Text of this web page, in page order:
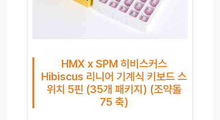
HMX x SPM 히비스커스
Hibiscus 리니어 기계식 키보드 스
위치 5핀 (35개 패키지) (조약돌
75 축)